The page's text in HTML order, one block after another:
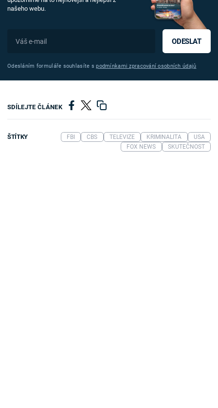
našeho webu.
ODESLAT
Odesláním formuláře souhlasíte spodmínkami zpracování osobních údajů
SDÍLEJTE ČLÁNEK
ŠTÍTKY FBI CBS TELEVIZE KRIMINALITA
USA
FOX NEWS
SKUTEČNOST